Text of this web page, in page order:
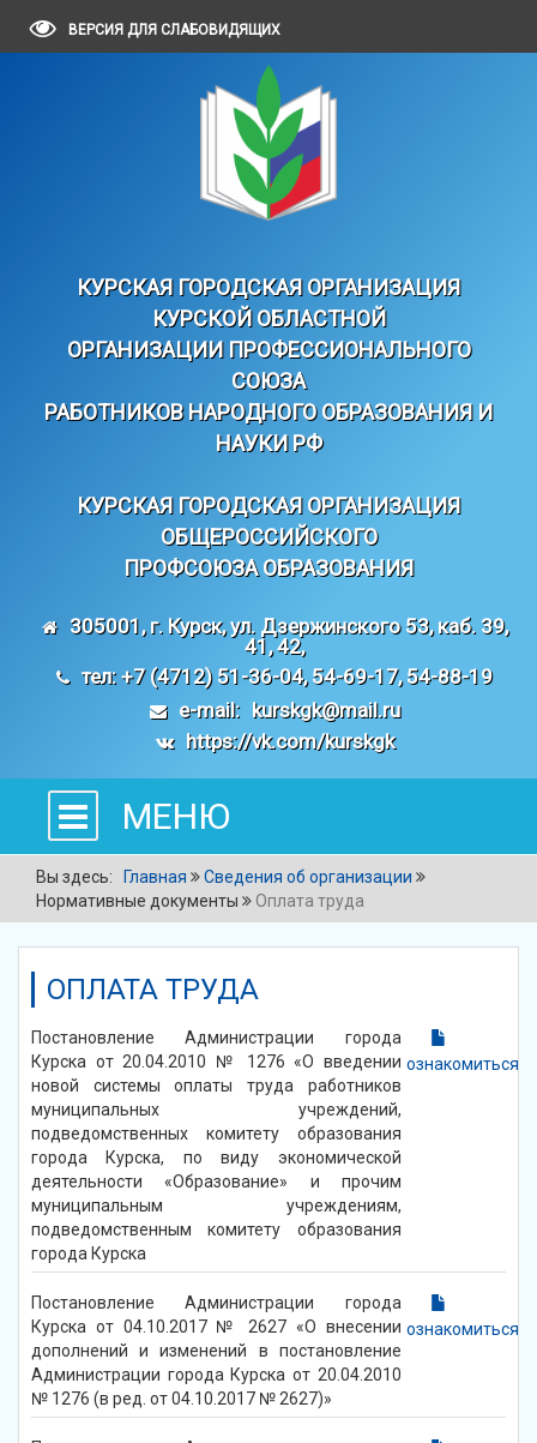
ВЕРСИЯ ДЛЯ СЛАБОВИДЯЩИХ
КУРСКАЯ ГОРОДСКАЯ ОРГАНИЗАЦИЯ
КУРСКОЙ ОБЛАСТНОЙ
ОРГАНИЗАЦИИ ПРОФЕССИОНАЛЬНОГО
СОЮЗА
РАБОТНИКОВ НАРОДНОГО ОБРАЗОВАНИЯ И
НАУКИ РФ
КУРСКАЯ ГОРОДСКАЯ ОРГАНИЗАЦИЯ
ОБЩЕРОССИЙСКОГО
ПРОФСОЮЗА ОБРАЗОВАНИЯ
305001, г. Курск, ул. Дзержинского 53, каб. 39,
41, 42,
тел: +7 (4712) 51-36-04, 54-69-17, 54-88-19
e-mail: kurskgk@mail.ru
https://vk.com/kurskgk
МЕНЮ
Вы здесь: Главная
Сведения об организации
Нормативные документы
Оплата труда
ОПЛАТА ТРУДА
Постановление Администрации города
Курска от 20.04.2010 № 1276 «О введении
новой системы оплаты труда работников
муниципальных учреждений,
подведомственных комитету образования
города Курска, по виду экономической
деятельности «Образование» и прочим
муниципальным учреждениям,
подведомственным комитету образования
города Курска
ознакомиться
Постановление Администрации города
Курска от 04.10.2017 № 2627 «О внесении
дополнений и изменений в постановление
Администрации города Курска от 20.04.2010
№ 1276 (в ред. от 04.10.2017 № 2627)»
ознакомиться